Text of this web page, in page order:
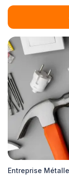
Entreprise